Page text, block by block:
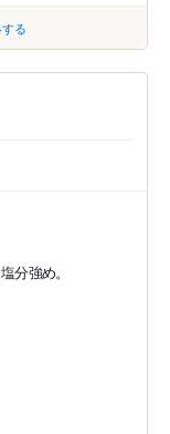
る
分強め。